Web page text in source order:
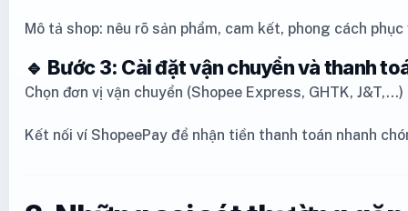
Mô tả shop: nêu rõ sản phẩm, cam kết, phong cách phục
🔹 Bước 3: Cài đặt vận chuyển và thanh
Chọn đơn vị vận chuyển (Shopee Express, GHTK, J&T,...)
Kết nối ví ShopeePay để nhận tiền thanh toán nhanh